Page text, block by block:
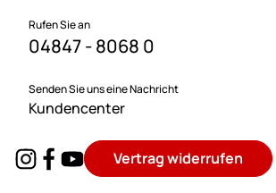
Rufen Sie an
04847 - 8068 0
Senden Sie uns eine Nachricht
Kundencenter
Vertrag widerrufen